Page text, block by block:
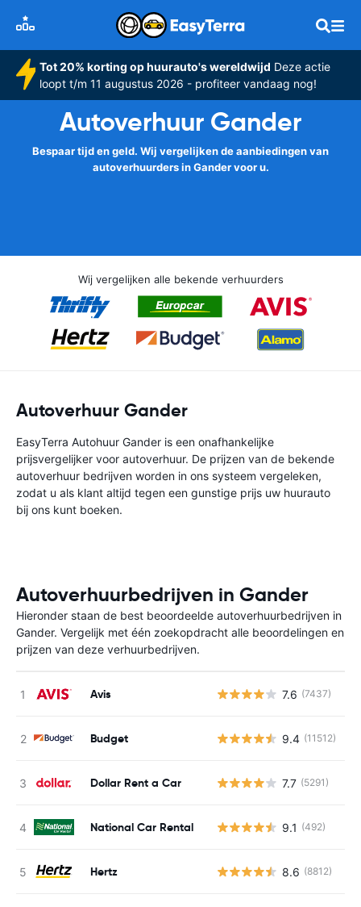
Tot 20% korting op huurauto's wereldwijd Deze actie
loopt t/m 11 augustus 2026 - profiteer vandaag nog!
Autoverhuur Gander
Bespaar tijd en geld. Wij vergelijken de aanbiedingen van
autoverhuurders in Gander voor u.
Wij vergelijken alle bekende verhuurders
Autoverhuur Gander
EasyTerra Autohuur Gander is een onafhankelijke
prijsvergelijker voor autoverhuur. De prijzen van de bekende
autoverhuur bedrijven worden in ons systeem vergeleken,
zodat u als klant altijd tegen een gunstige prijs uw huurauto
bij ons kunt boeken.
Autoverhuurbedrijven in Gander
Hieronder staan de best beoordeelde autoverhuurbedrijven in
Gander. Vergelijk met één zoekopdracht alle beoordelingen en
prijzen van deze verhuurbedrijven.
Avis 7.6 (7437)
Budget 9.4 (11512)
Dollar Rent a Car 7.7 (5291)
National Car Rental 9.1 (492)
Hertz 8.6 (8812)